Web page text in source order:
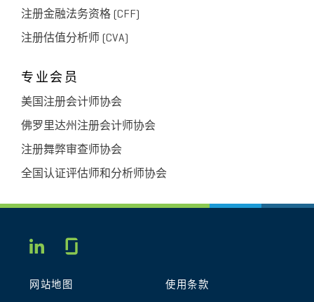
注册金融法务资格 (CFF)
注册估值分析师 (CVA)
专业会员
美国注册会计师协会
佛罗里达州注册会计师协会
注册舞弊审查师协会
全国认证评估师和分析师协会
LINKEDIN
网站地图 使用条款